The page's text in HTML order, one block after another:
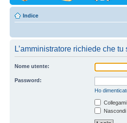
Indice
L’amministratore richiede che
Nome utente:
Password:
Ho